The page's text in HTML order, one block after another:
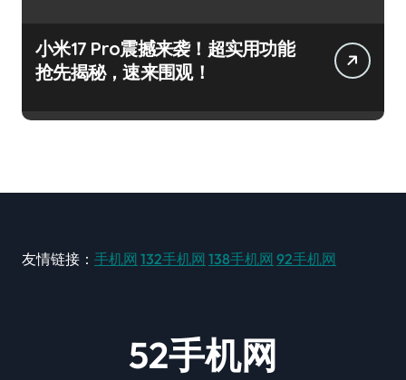
小米17 Pro震撼来袭！超实用功能
抢先揭秘，速来围观！
友情链接： 手机网 132手机网 138手机网 92手机网
52手机网